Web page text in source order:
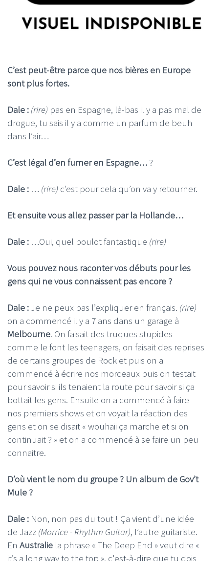
C’est peut-être parce que nos bières en Europe
sont plus fortes.
Dale : (rire) pas en Espagne, là-bas il y a pas mal de
drogue, tu sais il y a comme un parfum de beuh
dans l’air…
C’est légal d’en fumer en Espagne… ?
Dale : … (rire) c’est pour cela qu’on va y retourner.
Et ensuite vous allez passer par la Hollande…
Dale : …Oui, quel boulot fantastique (rire)
Vous pouvez nous raconter vos débuts pour les
gens qui ne vous connaissent pas encore ?
Dale : Je ne peux pas l’expliquer en français. (rire)
on a commencé il y a 7 ans dans un garage à
Melbourne. On faisait des truques stupides
comme le font les teenagers, on faisait des reprises
de certains groupes de Rock et puis on a
commencé à écrire nos morceaux puis on testait
pour savoir si ils tenaient la route pour savoir si ça
bottait les gens. Ensuite on a commencé à faire
nos premiers shows et on voyait la réaction des
gens et on se disait « wouhaii ça marche et si on
continuait ? » et on a commencé à se faire un peu
connaitre.
D’où vient le nom du groupe ? Un album de Gov’t
Mule ?
Dale : Non, non pas du tout ! Ça vient d’une idée
de Jazz (Morrice - Rhythm Guitar), l’autre guitariste.
En Australie la phrase « The Deep End » veut dire «
it’s a long way to the top », c'est-à-dire que tu dois